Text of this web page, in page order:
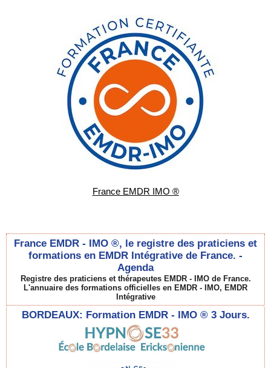
France EMDR IMO ®
France EMDR - IMO ®, le registre des praticiens et
formations en EMDR Intégrative de France. -
Agenda
Registre des praticiens et thérapeutes EMDR - IMO de France.
L'annuaire des formations officielles en EMDR - IMO, EMDR
Intégrative
BORDEAUX: Formation EMDR - IMO ® 3 Jours.